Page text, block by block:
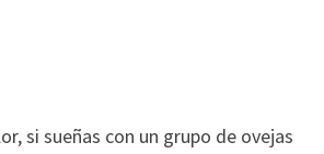
si sueñas con un grupo de ovejas